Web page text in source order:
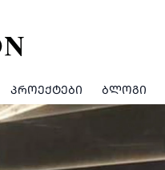
ᲞᲠᲝᲔᲥᲢᲔᲑᲘ ᲑᲚᲝᲒᲘ